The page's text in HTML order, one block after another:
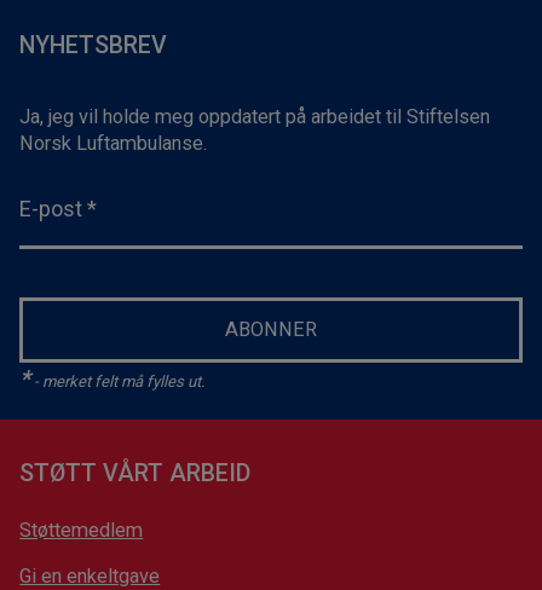
NYHETSBREV
Ja, jeg vil holde meg oppdatert på arbeidet til Stiftelsen
Norsk Luftambulanse.
E-post *
ABONNER
*- merket felt må fylles ut.
STØTT VÅRT ARBEID
Støttemedlem
Gi en enkeltgave